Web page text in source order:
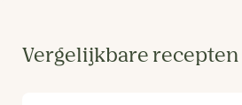
Vergelijkbare recepten